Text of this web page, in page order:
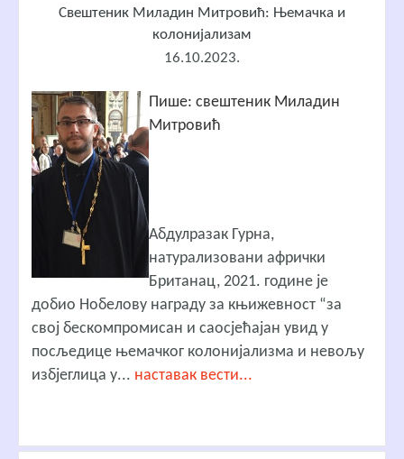
Свештеник Миладин Митровић: Њемачка и
колонијализам
16.10.2023.
Пише: свештеник Миладин
Митровић
Абдулразак Гурна,
натурализовани афрички
Британац, 2021. године је
добио Нобелову награду за књижевност “за
свој бескомпромисан и саосјећајан увид у
посљедице њемачког колонијализма и невољу
избјеглица у... наставак вести...